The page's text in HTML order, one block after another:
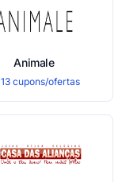
Animale
13 cupons/ofertas